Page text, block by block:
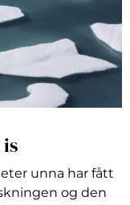
unna har fått
og den